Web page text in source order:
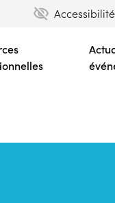
Accessibilité